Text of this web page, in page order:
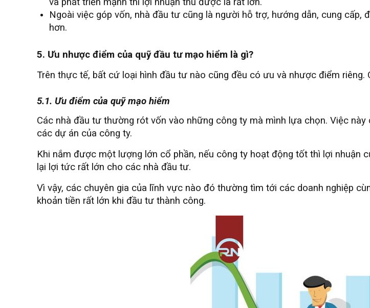
Ngoài việc góp vốn, nhà đầu tư cũng là người hỗ trợ, hướng dẫn, cung
hơn.
5. Ưu nhược điểm của quỹ đầu tư mạo hiểm là gì?
Trên thực tế, bất cứ loại hình đầu tư nào cũng đều có ưu và nhược điểm riêng.
5.1. Ưu điểm của quỹ mạo hiểm
Các nhà đầu tư thường rót vốn vào những công ty mà mình lựa chọn. Việc
các dự án của công ty.
Khi nắm được một lượng lớn cổ phần, nếu công ty hoạt động tốt thì lợi nhuận
lại lợi tức rất lớn cho các nhà đầu tư.
Vì vậy, các chuyên gia của lĩnh vực nào đó thường tìm tới các doanh nghiệp
khoản tiền rất lớn khi đầu tư thành công.